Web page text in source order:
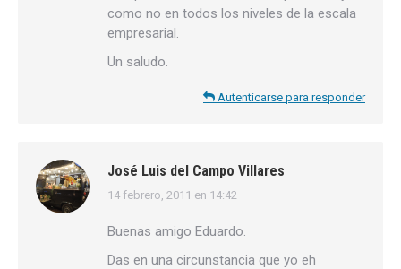
como no en todos los niveles de la escala
empresarial.
Un saludo.
Autenticarse para responder
José Luis del Campo Villares
dice:
14 febrero, 2011 en 14:42
Buenas amigo Eduardo.
Das en una circunstancia que yo eh